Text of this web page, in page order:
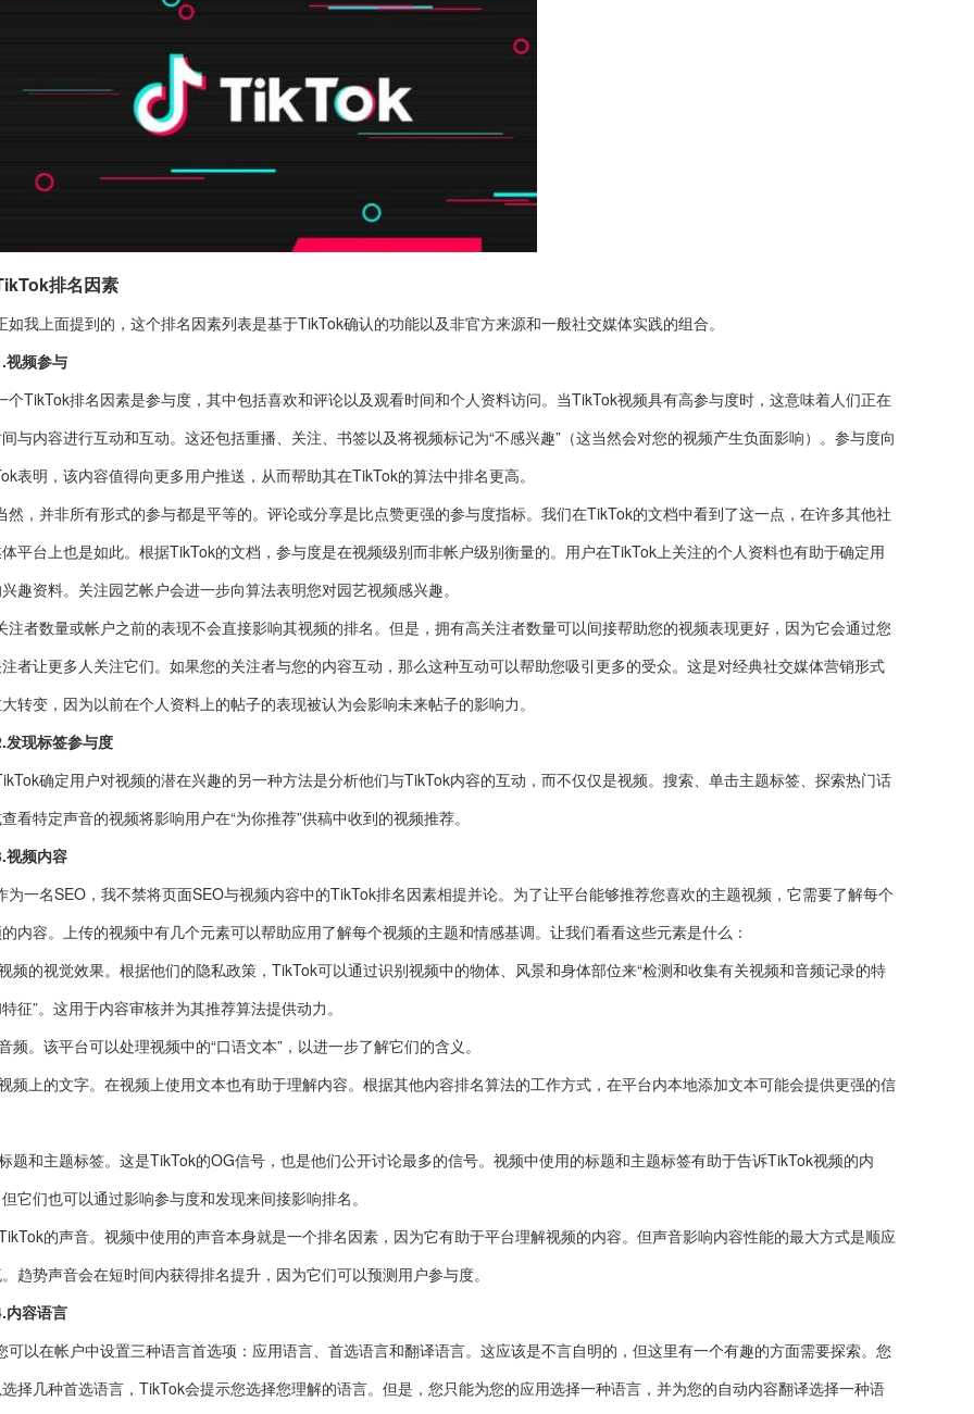
排名因素
如我上面提到的，这个排名因素列表是基于TikTok确认的功能以及非官方来源和一般社交媒体实践的组合。
视频参与
个TikTok排名因素是参与度，其中包括喜欢和评论以及观看时间和个人资料访问。当TikTok视频具有高参与度时，这意味着人们正在
与内容进行互动和互动。这还包括重播、关注、书签以及将视频标记为“不感兴趣”（这当然会对您的视频产生负面影响）。参与度向
表明，该内容值得向更多用户推送，从而帮助其在TikTok的算法中排名更高。
然，并非所有形式的参与都是平等的。评论或分享是比点赞更强的参与度指标。我们在TikTok的文档中看到了这一点，在许多其他社
平台上也是如此。根据TikTok的文档，参与度是在视频级别而非帐户级别衡量的。用户在TikTok上关注的个人资料也有助于确定用
趣资料。关注园艺帐户会进一步向算法表明您对园艺视频感兴趣。
注者数量或帐户之前的表现不会直接影响其视频的排名。但是，拥有高关注者数量可以间接帮助您的视频表现更好，因为它会通过您
者让更多人关注它们。如果您的关注者与您的内容互动，那么这种互动可以帮助您吸引更多的受众。这是对经典社交媒体营销形式
转变，因为以前在个人资料上的帖子的表现被认为会影响未来帖子的影响力。
发现标签参与度
确定用户对视频的潜在兴趣的另一种方法是分析他们与TikTok内容的互动，而不仅仅是视频。搜索、单击主题标签、探索热门话
看特定声音的视频将影响用户在“为你推荐”供稿中收到的视频推荐。
视频内容
为一名SEO，我不禁将页面SEO与视频内容中的TikTok排名因素相提并论。为了让平台能够推荐您喜欢的主题视频，它需要了解每个
内容。上传的视频中有几个元素可以帮助应用了解每个视频的主题和情感基调。让我们看看这些元素是什么：
频的视觉效果。根据他们的隐私政策，TikTok可以通过识别视频中的物体、风景和身体部位来“检测和收集有关视频和音频记录的特
征”。这用于内容审核并为其推荐算法提供动力。
频。该平台可以处理视频中的“口语文本”，以进一步了解它们的含义。
频上的文字。在视频上使用文本也有助于理解内容。根据其他内容排名算法的工作方式，在平台内本地添加文本可能会提供更强的信
题和主题标签。这是TikTok的OG信号，也是他们公开讨论最多的信号。视频中使用的标题和主题标签有助于告诉TikTok视频的内
它们也可以通过影响参与度和发现来间接影响排名。
的声音。视频中使用的声音本身就是一个排名因素，因为它有助于平台理解视频的内容。但声音影响内容性能的最大方式是顺应
趋势声音会在短时间内获得排名提升，因为它们可以预测用户参与度。
内容语言
可以在帐户中设置三种语言首选项：应用语言、首选语言和翻译语言。这应该是不言自明的，但这里有一个有趣的方面需要探索。您
择几种首选语言，TikTok会提示您选择您理解的语言。但是，您只能为您的应用选择一种语言，并为您的自动内容翻译选择一种语